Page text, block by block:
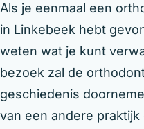
Als je eenmaal een
in Linkebeek hebt
weten wat je kunt
bezoek zal de
geschiedenis
van een andere